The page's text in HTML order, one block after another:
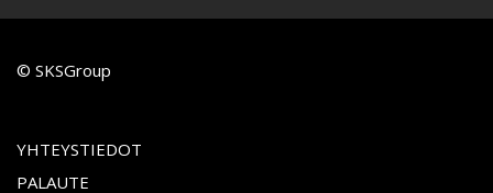
© SKSGroup
YHTEYSTIEDOT
PALAUTE